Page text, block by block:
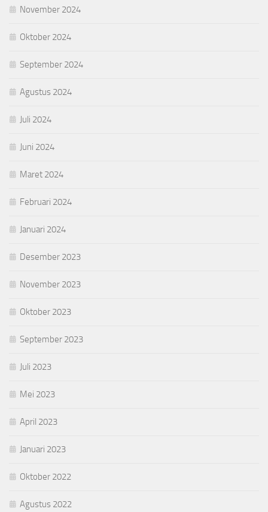
November 2024
Oktober 2024
September 2024
Agustus 2024
Juli 2024
Juni 2024
Maret 2024
Februari 2024
Januari 2024
Desember 2023
November 2023
Oktober 2023
September 2023
Juli 2023
Mei 2023
April 2023
Januari 2023
Oktober 2022
Agustus 2022